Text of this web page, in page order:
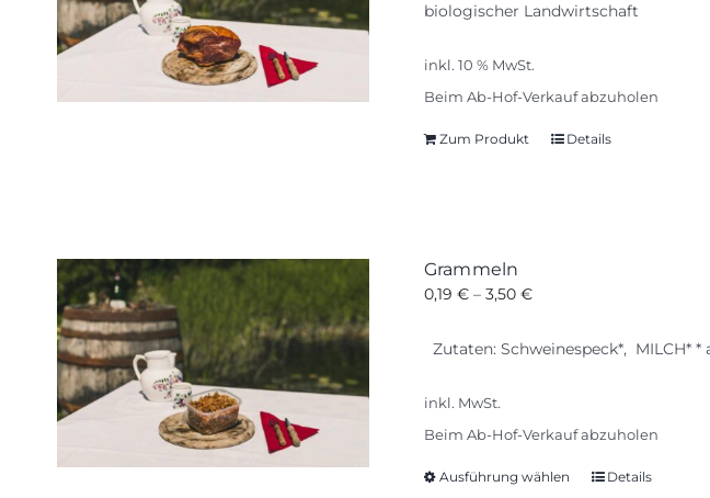
biologischer Landwirtschaft
inkl. 10 % MwSt.
Beim Ab-Hof-Verkauf abzuholen
Zum Produkt Details
Grammeln
0,19 €– 3,50 €
Zutaten: Schweinespeck*, MILCH*
inkl. MwSt.
Beim Ab-Hof-Verkauf abzuholen
Ausführung wählen
Dieses
Details